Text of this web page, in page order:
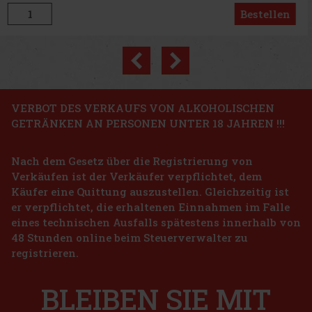
Fossil ES5259 Damenuhr
AUF LAGER(3 st)
Die Damenuhr Fossil ES5259 Scarlette verbindet modernes Design
mit klassischer Eleganz. Das stilvolle zweifarbige Armband aus
Edelstahl in einer Kombination aus Gold- und Silbertönen verleiht
der Uhr einen luxuriösen Look, der sowohl zu formellen als
114.88€ ohne VAT 139 €
Bestellen
Bestellen
Fossil FS5900 Herrenuhr
AUF LAGER
Zifferblatt mit feiner Struktur, das robuste rauchgraue Gehäuse und
das braune Lederarmband bilden die perfekte Kombinatio
Previous
VERBOT DES VERKAUFS VON ALKOHOLISCHEN
GETRÄNKEN AN PERSONEN UNTER 18 JAHREN !!!
Nach dem Gesetz über die Registrierung von
Verkäufen ist der Verkäufer verpflichtet, dem
Käufer eine Quittung auszustellen. Gleichzeitig ist
er verpflichtet, die erhaltenen Einnahmen im Falle
eines technischen Ausfalls spätestens innerhalb von
48 Stunden online beim Steuerverwalter zu
registrieren.
BLEIBEN SIE MIT